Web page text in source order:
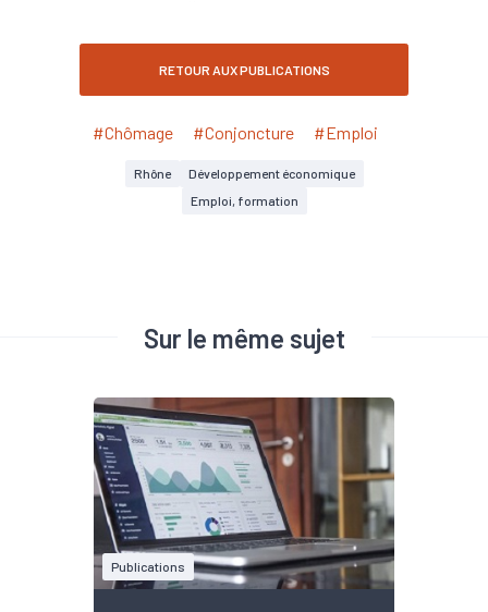
RETOUR AUX PUBLICATIONS
#Chômage #Conjoncture #Emploi
Rhône
Développement économique
Emploi, formation
Sur le même sujet
Publications